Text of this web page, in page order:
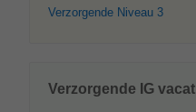
Verzorgende Niveau 3
Verzorgende IG